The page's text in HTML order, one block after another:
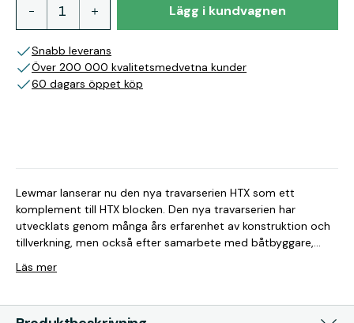
Lägg i kundvagnen
Snabb leverans
Över 200 000 kvalitetsmedvetna kunder
60 dagars öppet köp
Lewmar lanserar nu den nya travarserien HTX som ett
komplement till HTX blocken. Den nya travarserien har
utvecklats genom många års erfarenhet av konstruktion och
tillverkning, men också efter samarbete med båtbyggare,
kullagrade travaren med kullås. Tack vare den mycket
travare enkel att installera och ta loss för rengöring och
Läs mer